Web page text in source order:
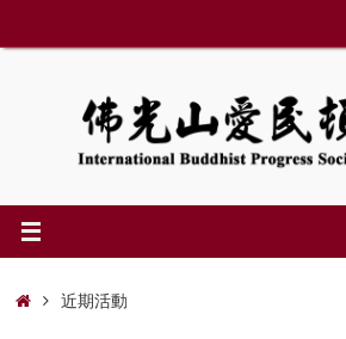
to
Home近期活動
3:00 am